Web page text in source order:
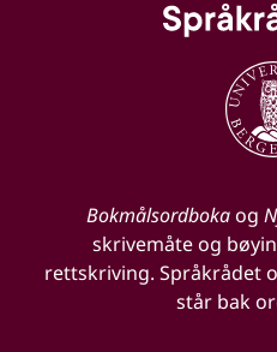
Bokmålsordbokaog
skrivemåte og
rettskriving. Språkrådet
står bak